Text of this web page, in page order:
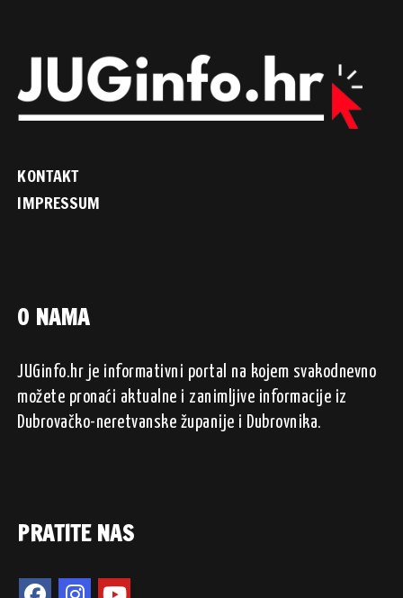
KONTAKT
IMPRESSUM
O NAMA
JUGinfo.hr je informativni portal na kojem svakodnevno
možete pronaći aktualne i zanimljive informacije iz
Dubrovačko-neretvanske županije i Dubrovnika.
PRATITE NAS